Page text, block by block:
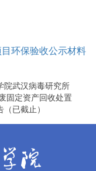
环保验收公示材料
院武汉病毒研究所
固定资产回收处置
已截止）